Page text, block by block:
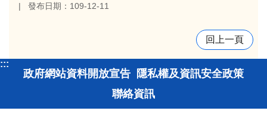
發布日期：109-12-11
回上一頁
:::
政府網站資料開放宣告 隱私權及資訊安全政策
聯絡資訊